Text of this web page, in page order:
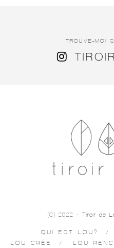
TROUVE-MOI
(C) 2022 - Tiroir de
QUI EST LOU?
LOU CRÉE
LOU